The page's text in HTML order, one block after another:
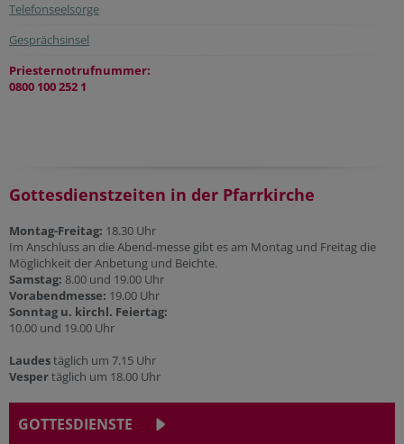
Telefonseelsorge
Gesprächsinsel
Priesternotrufnummer:
0800 100 252 1
Gottesdienstzeiten in der Pfarrkirche
Montag-Freitag: 18.30 Uhr
Im Anschluss an die Abend-messe gibt es am Montag und Freitag die
Möglichkeit der Anbetung und Beichte.
Samstag: 8.00 und 19.00 Uhr
Vorabendmesse: 19.00 Uhr
Sonntag u. kirchl. Feiertag:
10.00 und 19.00 Uhr
Laudestäglich um 7.15 Uhr
Vespertäglich um 18.00 Uhr
GOTTESDIENSTE